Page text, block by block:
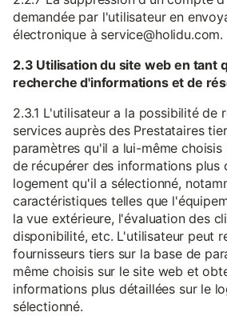
demandée par l'utilisateur en
électronique à service@holidu.com.
2.3 Utilisation du site web en tant
recherche d'informations et de
2.3.1 L'utilisateur a la possibilité de
services auprès des Prestataires
paramètres qu'il a lui-même
de récupérer des informations plus
logement qu'il a sélectionné,
caractéristiques telles que
la vue extérieure, l'évaluation des
disponibilité, etc. L'utilisateur peut
fournisseurs tiers sur la base de
même choisis sur le site web et
informations plus détaillées sur le
sélectionné.